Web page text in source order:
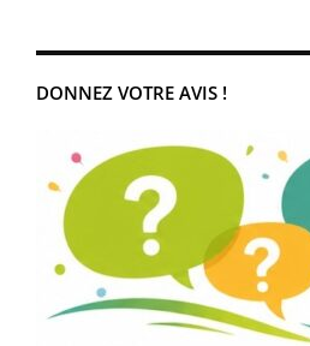
DONNEZ VOTRE AVIS !